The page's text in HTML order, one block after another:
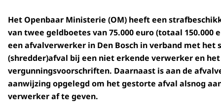
Het Openbaar Ministerie (OM) heeft een
van twee geldboetes van 75.000 euro (totaal 150.000
een afvalverwerker in Den Bosch in verband met het
(shredder)afval bij een niet erkende verwerker en
vergunningsvoorschriften. Daarnaast is aan de
aanwijzing opgelegd om het gestorte afval alsnog
verwerker af te geven.